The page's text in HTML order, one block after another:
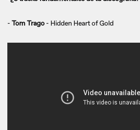
- Tom Trago - Hidden Heart of Gold